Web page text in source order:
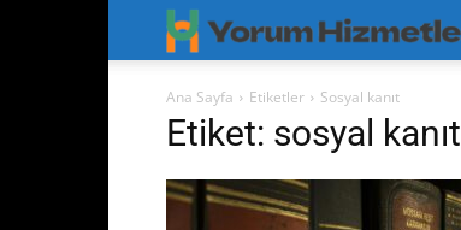
Ana Sayfa Etiketler Sosyal kanıt
Etiket: sosyal kanıt